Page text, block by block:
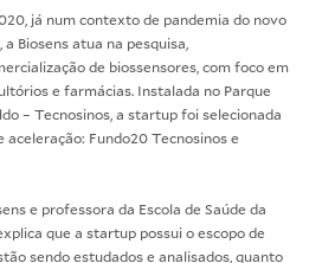
já num contexto de pandemia do novo
Biosens atua na pesquisa,
de biossensores, com foco em
e farmácias. Instalada no Parque
– Tecnosinos, a startup foi selecionada
aceleração: Fundo20 Tecnosinos e
e professora da Escola de Saúde da
que a startup possui o escopo de
sendo estudados e analisados, quanto